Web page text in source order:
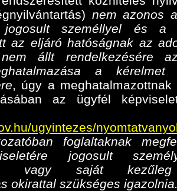
nem azonos
jogosult személlyel és a
az eljáró hatóságnak az
nem állt rendelkezésére
a kérelmet
, úgy a meghatalmazottnak
az ügyfél
ugyintezes/
foglaltaknak
jogosult
vagy saját
okirattal szükséges